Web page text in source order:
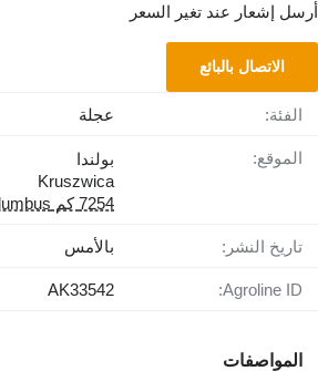
أرسل إشعار عند تغير السعر
الاتصال بالبائع
الفئة: عجلة
الموقع:
بولندا
Kruszwica
7254 كم to "United States/Columbus"
تاريخ النشر: بالأمس
Agroline ID:
AK33542
المواصفات